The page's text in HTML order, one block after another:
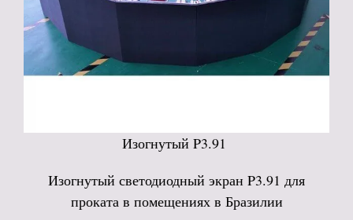
Изогнутый P3.91
Изогнутый светодиодный экран P3.91 для
проката в помещениях в Бразилии